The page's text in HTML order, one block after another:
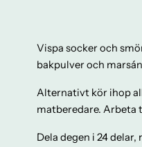
Vispa socker och
bakpulver och
Alternativt kör ihop
matberedare. Arbeta
Dela degen i 24